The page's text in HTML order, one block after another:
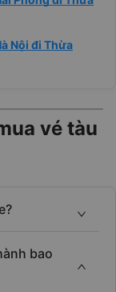
Nội đi Thừa
vé tàu
bao